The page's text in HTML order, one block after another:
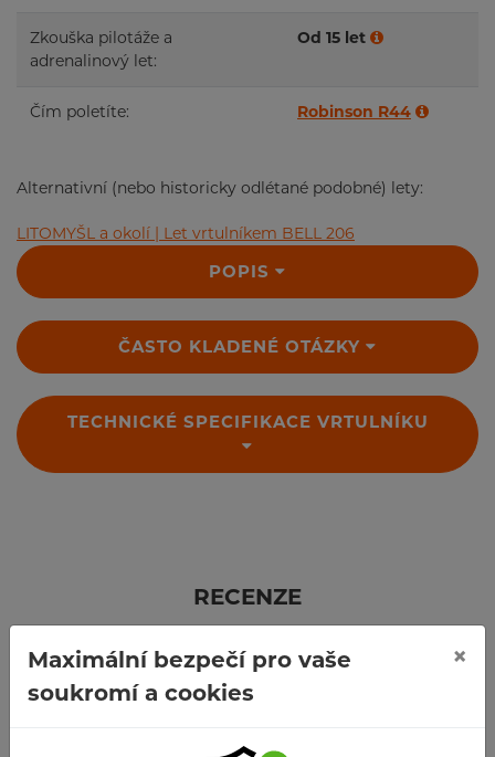
Zkouška pilotáže a
adrenalinový let:
Od 15 let
Čím poletíte: Robinson R44
POPIS
ČASTO KLADENÉ OTÁZKY
Alternativní (nebo historicky odlétané podobné) lety:
LITOMYŠL a okolí | Let vrtulníkem BELL 206
RECENZE
Kdo s námi letěl
Maximální bezpečí pro vaše
soukromí a cookies
×